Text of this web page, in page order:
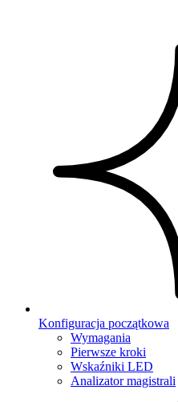
Konfiguracja początkowa
Wymagania
Pierwsze kroki
Wskaźniki LED
Analizator magistrali